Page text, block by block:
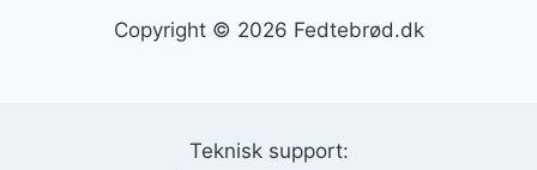
Copyright © 2026 Fedtebrød.dk
Teknisk support: